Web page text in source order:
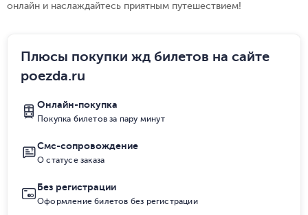
онлайн и наслаждайтесь приятным путешествием!
Плюсы покупки жд билетов на сайте
poezda.ru
Онлайн-покупка
Покупка билетов за пару минут
Смс-сопровождение
О статусе заказа
Без регистрации
Оформление билетов без регистрации